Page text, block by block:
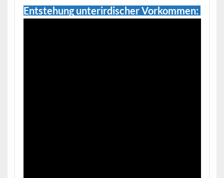
Entstehung unterirdischer Vorkommen: